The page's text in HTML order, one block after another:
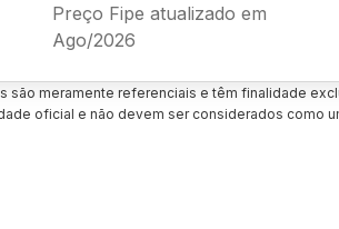
Preço Fipe atualizado em
Ago/2026
são meramente referenciais e têm finalidade
oficial e não devem ser considerados como